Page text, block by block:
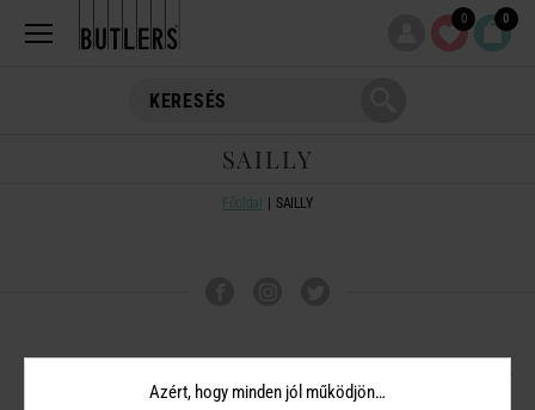
0 0
SAILLY
Főoldal SAILLY
Azért, hogy minden jól működjön…